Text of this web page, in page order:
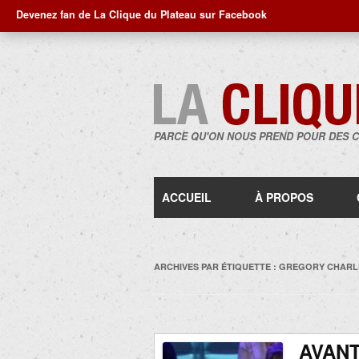
Devenez fan de La Clique du Plateau sur Facebook
PARCE QU'ON NOUS PREND POUR DES
ACCUEIL À PROPOS
ARCHIVES PAR ÉTIQUETTE : GREGORY